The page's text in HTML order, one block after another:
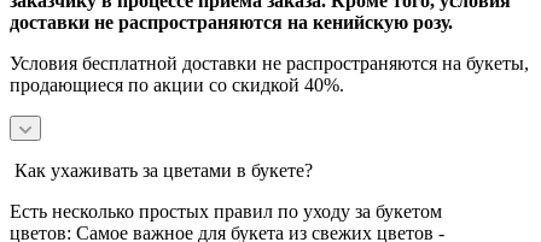
доставки не распространяются на кенийскую розу.
Условия бесплатной доставки не распространяются на букеты,
продающиеся по акции со скидкой 40%.
Как ухаживать за цветами в букете?
Есть несколько простых правил по уходу за букетом
цветов: Самое важное для букета из свежих цветов -